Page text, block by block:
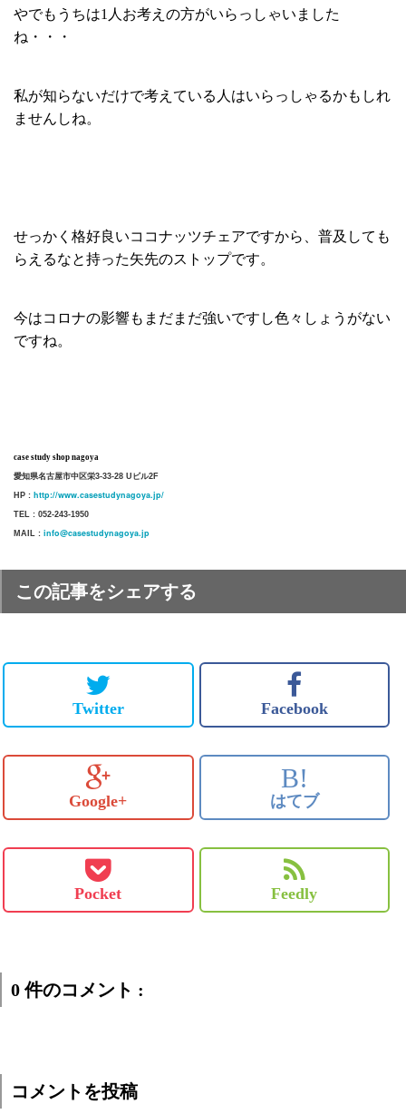
やでもうちは1人お考えの方がいらっしゃいました
ね・・・
私が知らないだけで考えている人はいらっしゃるかもしれ
ませんしね。
せっかく格好良いココナッツチェアですから、普及しても
らえるなと持った矢先のストップです。
今はコロナの影響もまだまだ強いですし色々しょうがない
ですね。
case study shop nagoya
愛知県名古屋市中区栄3-33-28 Uビル2F
HP : http://www.casestudynagoya.jp/
TEL : 052-243-1950
MAIL : info@casestudynagoya.jp
この記事をシェアする
Twitter Facebook
Google+
B!
はてブ
Pocket Feedly
0 件のコメント :
コメントを投稿